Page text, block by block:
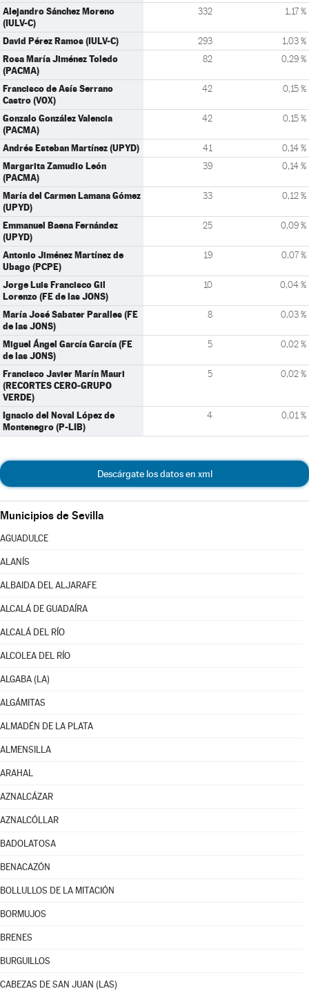
Alejandro Sánchez Moreno
(IULV-C)
332 1,17 %
David Pérez Ramos (IULV-C) 293 1,03 %
Rosa María Jiménez Toledo
(PACMA)
82 0,29 %
Francisco de Asís Serrano
Castro (VOX)
42 0,15 %
Gonzalo González Valencia
(PACMA)
42 0,15 %
Andrés Esteban Martínez (UPYD) 41 0,14 %
Margarita Zamudio León
(PACMA)
39 0,14 %
María del Carmen Lamana Gómez
(UPYD)
33 0,12 %
Emmanuel Baena Fernández
(UPYD)
25 0,09 %
Antonio Jiménez Martínez de
Ubago (PCPE)
19 0,07 %
Jorge Luis Francisco Gil
Lorenzo (FE de las JONS)
10 0,04 %
María José Sabater Paralles (FE
de las JONS)
8 0,03 %
Miguel Ángel García García (FE
de las JONS)
5 0,02 %
Francisco Javier Marín Mauri
(RECORTES CERO-GRUPO
VERDE)
5 0,02 %
Ignacio del Noval López de
Montenegro (P-LIB)
4 0,01 %
Descárgate los datos en xml
Municipios de Sevilla
AGUADULCE
ALANÍS
ALBAIDA DEL ALJARAFE
ALCALÁ DE GUADAÍRA
ALCALÁ DEL RÍO
ALCOLEA DEL RÍO
ALGABA (LA)
ALGÁMITAS
ALMADÉN DE LA PLATA
ALMENSILLA
ARAHAL
AZNALCÁZAR
AZNALCÓLLAR
BADOLATOSA
BENACAZÓN
BOLLULLOS DE LA MITACIÓN
BORMUJOS
BRENES
BURGUILLOS
CABEZAS DE SAN JUAN (LAS)